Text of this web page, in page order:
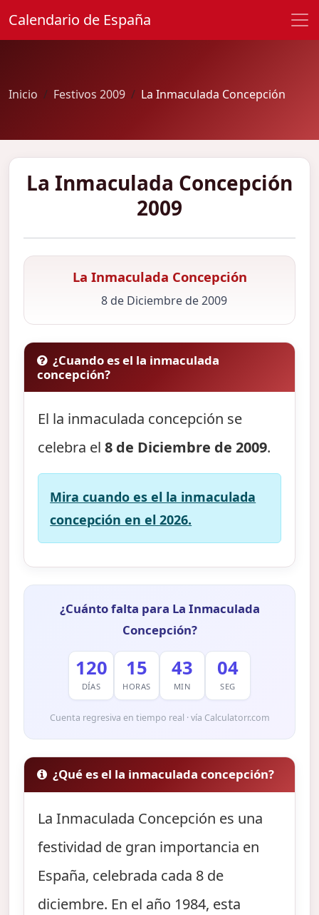
Calendario de España
Inicio Festivos 2009 La Inmaculada Concepción
La Inmaculada Concepción
2009
La Inmaculada Concepción
8 de Diciembre de 2009
¿Cuando es el la inmaculada
concepción?
El la inmaculada concepción se
celebra el8 de Diciembre de 2009.
Mira cuando es el la inmaculada
concepción en el 2026.
¿Cuánto falta para La Inmaculada
Concepción?
120
DÍAS
15
HORAS
43
MIN
03
SEG
Cuenta regresiva en tiempo real · vía Calculatorr.com
¿Qué es el la inmaculada concepción?
La Inmaculada Concepción es una
festividad de gran importancia en
España, celebrada cada 8 de
diciembre. En el año 1984, esta